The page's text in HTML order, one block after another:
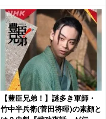
【豊臣兄弟！】謎多き軍師・
竹中半兵衛(菅田将暉)の素顔と